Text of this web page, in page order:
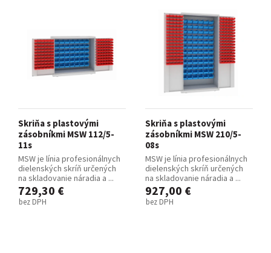
Skriňa s plastovými
zásobníkmi MSW 112/5-
11s
MSW je línia profesionálnych
dielenských skríň určených
na skladovanie náradia a ...
729,30 €
bez DPH
Skriňa s plastovými
zásobníkmi MSW 210/5-
08s
MSW je línia profesionálnych
dielenských skríň určených
na skladovanie náradia a ...
927,00 €
bez DPH